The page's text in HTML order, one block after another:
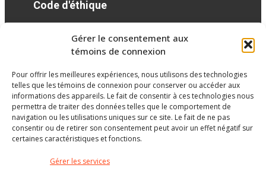
Gérer le consentement aux
témoins de connexion
Pour offrir les meilleures expériences, nous utilisons des technologies
telles que les témoins de connexion pour conserver ou accéder aux
informations des appareils. Le fait de consentir à ces technologies nous
permettra de traiter des données telles que le comportement de
navigation ou les utilisations uniques sur ce site. Le fait de ne pas
consentir ou de retirer son consentement peut avoir un effet négatif sur
certaines caractéristiques et fonctions.
Gérer les services
Code d'éthique
Réseaux sociaux
facebook